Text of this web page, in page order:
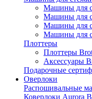
Машины для
Машины для
Машины для
Машины для
Плоттеры
Плоттеры
Аксессуары
Подарочные
Оверлоки
Распошивальные
Коверлоки Aurora